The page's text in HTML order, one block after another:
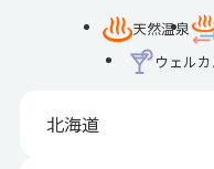
天然温泉
ウェル
北海道